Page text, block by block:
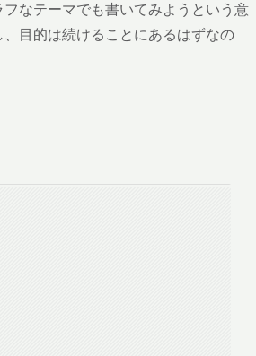
なテーマでも書いてみようという意
目的は続けることにあるはずなの